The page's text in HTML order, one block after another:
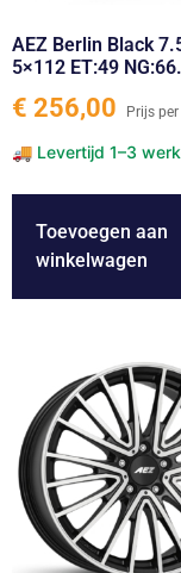
AEZ Berlin Black
5×112 ET:49
€ 256,00
Toevoegen aan
winkelwagen